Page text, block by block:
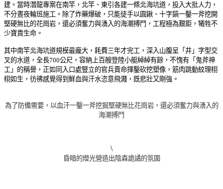
建。當時潛龍專案在南竿，北竿、東引各建一條北海坑道，投入大批人力，
不分晝夜輪班施工。除了炸藥爆破，只能徒手以圓鍬、十字鎬一鑿一斧挖開
堅硬無比的花崗岩，還必須奮力與湧入的海潮搏鬥，工程極為艱鉅，犧牲不
少寶貴生命。
其中南竿北海坑道規模最龐大，耗費三年才完工，深入山腹呈「井」字型交
叉的水道，全長700公尺，容納上百艘登陸小艇綽綽有餘，不愧有「鬼斧神
工」的稱譽，正如同入口處豎立的官兵賣命揮鑿砍挖塑像，筋肉跳動紋理栩
栩如生，彷彿感覺得到鮮血與汗水恣意飛濺，既悲壯又剛強。
為了防備需要，以血汗一鑿一斧挖掘堅硬無比花崗岩，還必須奮力與湧入的
海潮搏鬥
\
昏暗的燈光營造出陰森詭譎的氛圍